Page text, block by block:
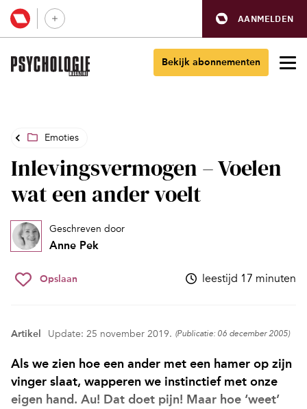
AANMELDEN
Bekijk abonnementen
Emoties
Inlevingsvermogen – Voelen
wat een ander voelt
Geschreven door
Anne Pek
Opslaan leestijd 17 minuten
Artikel Update: 25 november 2019. (Publicatie: 06 december 2005)
Als we zien hoe een ander met een hamer op zijn
vinger slaat, wapperen we instinctief met onze
eigen hand. Au! Dat doet pijn! Maar hoe ‘weet’